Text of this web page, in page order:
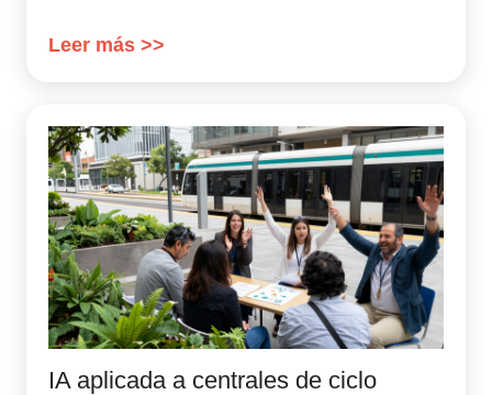
Leer más >>
IA aplicada a centrales de ciclo